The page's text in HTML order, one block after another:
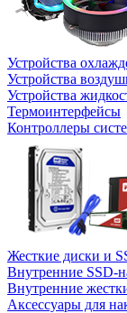
Устройства
Устройства
Устройства
Термоинтерфейсы
Контроллеры
Жесткие диски и
Внутренние SSD-
Внутренние
Аксессуары для